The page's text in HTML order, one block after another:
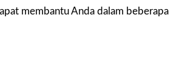
membantu Anda dalam beberapa